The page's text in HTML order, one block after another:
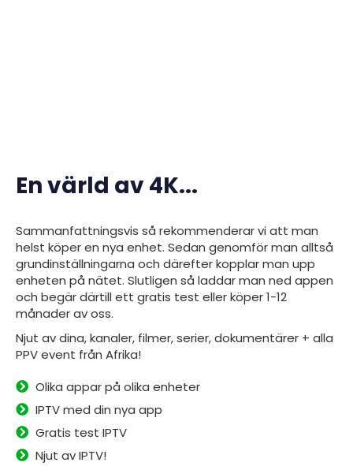
En värld av 4K...
Sammanfattningsvis så rekommenderar vi att man
helst köper en nya enhet. Sedan genomför man alltså
grundinställningarna och därefter kopplar man upp
enheten på nätet. Slutligen så laddar man ned appen
och begär därtill ett gratis test eller köper 1-12
månader av oss.
Njut av dina, kanaler, filmer, serier, dokumentärer + alla
PPV event från Afrika!
Olika appar på olika enheter
IPTV med din nya app
Gratis test IPTV
Njut av IPTV!